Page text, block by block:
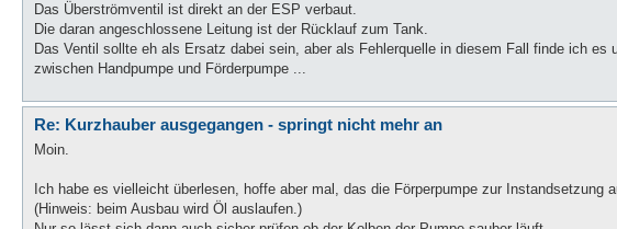
Das Überströmventil ist direkt an der ESP verbaut.
Die daran angeschlossene Leitung ist der Rücklauf zum Tank.
Das Ventil sollte eh als Ersatz dabei sein, aber als Fehlerquelle in diesem Fall finde ich es
zwischen Handpumpe und Förderpumpe ...
Re: Kurzhauber ausgegangen - springt nicht mehr an
Moin.
Ich habe es vielleicht überlesen, hoffe aber mal, das die Förperpumpe zur Instandsetzung
(Hinweis: beim Ausbau wird Öl auslaufen.)